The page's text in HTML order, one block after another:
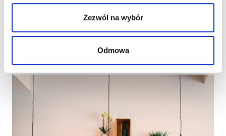
Zezwól na wybór
Odmowa
sprzedaż mieszkań na rynku pierwotnym. Nie każdy